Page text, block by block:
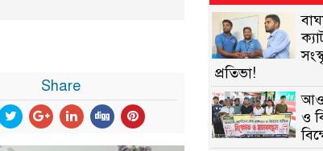
Share
প্রতিভা!
ও